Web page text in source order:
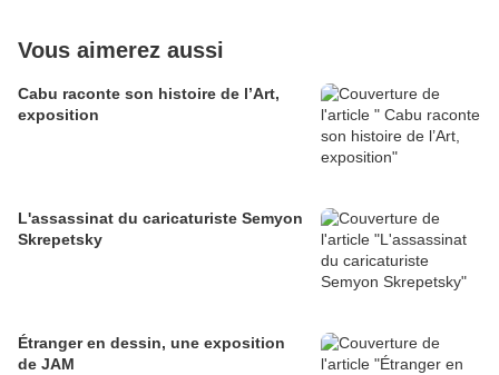
Vous aimerez aussi
Cabu raconte son histoire de l’Art,
exposition
L'assassinat du caricaturiste Semyon
Skrepetsky
Étranger en dessin, une exposition
de JAM